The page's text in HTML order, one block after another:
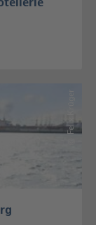
Felix Krüger